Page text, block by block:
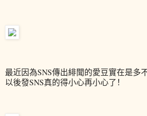
最近因為SNS傳出緋聞的愛豆實在是多
以後發SNS真的得小心再小心了！